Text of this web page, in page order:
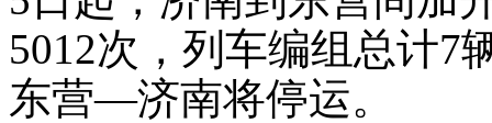
5012次，列车编组总计7
东营—济南将停运。